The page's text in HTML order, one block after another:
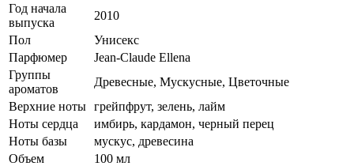
Год начала
выпуска
2010
Пол
Унисекс
Парфюмер
Jean-Claude Ellena
Группы
ароматов
Древесные, Мускусные, Цветочные
Верхние ноты грейпфрут, зелень, лайм
Ноты сердца
имбирь, кардамон, черный перец
Ноты базы
мускус, древесина
Объем
100 мл